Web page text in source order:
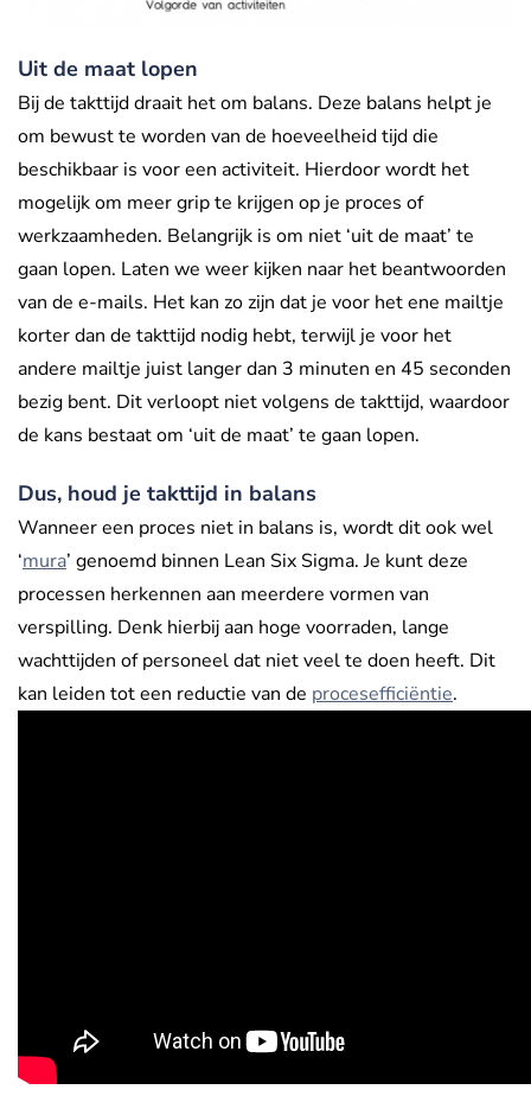
Uit de maat lopen
Bij de takttijd draait het om balans. Deze balans helpt je
om bewust te worden van de hoeveelheid tijd die
beschikbaar is voor een activiteit. Hierdoor wordt het
mogelijk om meer grip te krijgen op je proces of
werkzaamheden. Belangrijk is om niet ‘uit de maat’ te
gaan lopen. Laten we weer kijken naar het beantwoorden
van de e-mails. Het kan zo zijn dat je voor het ene mailtje
korter dan de takttijd nodig hebt, terwijl je voor het
andere mailtje juist langer dan 3 minuten en 45 seconden
bezig bent. Dit verloopt niet volgens de takttijd, waardoor
de kans bestaat om ‘uit de maat’ te gaan lopen.
Dus, houd je takttijd in balans
Wanneer een proces niet in balans is, wordt dit ook wel
‘mura’ genoemd binnen Lean Six Sigma. Je kunt deze
processen herkennen aan meerdere vormen van
verspilling. Denk hierbij aan hoge voorraden, lange
wachttijden of personeel dat niet veel te doen heeft. Dit
kan leiden tot een reductie van de procesefficiëntie.